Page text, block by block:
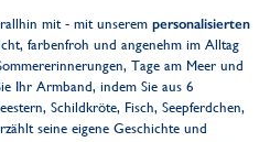
mit - mit unserem personalisierten
farbenfroh und angenehm im Alltag
Tage am Meer und
Ihr Armband, indem Sie aus 6
Schildkröte, Fisch, Seepferdchen,
seine eigene Geschichte und